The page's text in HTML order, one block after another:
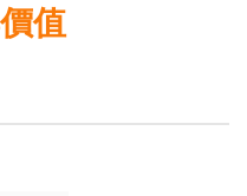
值